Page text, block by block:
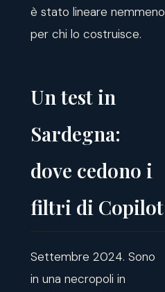
è stato lineare nemmeno
per chi lo costruisce.
Un test in
Sardegna:
dove cedono i
filtri di Copilot
Settembre 2024. Sono
in una necropoli in